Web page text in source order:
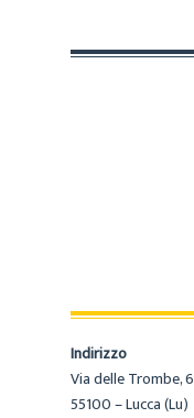
Indirizzo
Via delle Trombe, 6
55100 – Lucca (Lu)